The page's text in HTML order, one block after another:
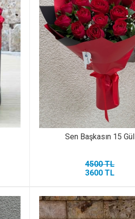
Sen Başkasın 15 Gül
4500 TL
3600 TL